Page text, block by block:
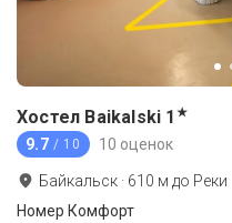
Хостел Baikalski 1 ★
9.7 / 10 10 оценок
Байкальск · 610 м до Реки
Номер Комфорт